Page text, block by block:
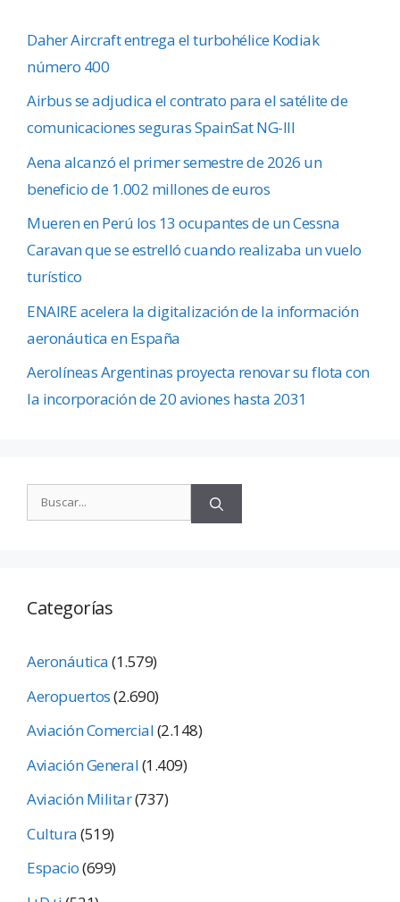
Daher Aircraft entrega el turbohélice Kodiak
número 400
Airbus se adjudica el contrato para el satélite de
comunicaciones seguras SpainSat NG-III
Aena alcanzó el primer semestre de 2026 un
beneficio de 1.002 millones de euros
Mueren en Perú los 13 ocupantes de un Cessna
Caravan que se estrelló cuando realizaba un vuelo
turístico
ENAIRE acelera la digitalización de la información
aeronáutica en España
Aerolíneas Argentinas proyecta renovar su flota con
la incorporación de 20 aviones hasta 2031
Categorías
Aeronáutica(1.579)
Aeropuertos(2.690)
Aviación Comercial(2.148)
Aviación General(1.409)
Aviación Militar(737)
Cultura(519)
Espacio(699)